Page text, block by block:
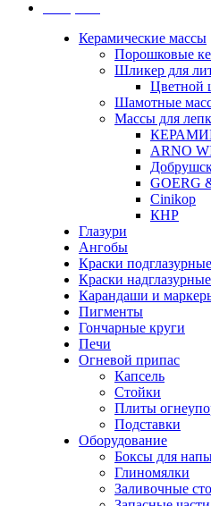
Керамические массы
Порошковые
Шликер для
Цветной
Шамотные
Массы для
ARNO
GOERG
Cinikop
КНР
Глазури
Ангобы
Краски подглазурные
Краски надглазурные
Карандаши и
Пигменты
Гончарные круги
Печи
Огневой припас
Капсель
Стойки
Плиты
Подставки
Оборудование
Боксы для
Глиномялки
Заливочные